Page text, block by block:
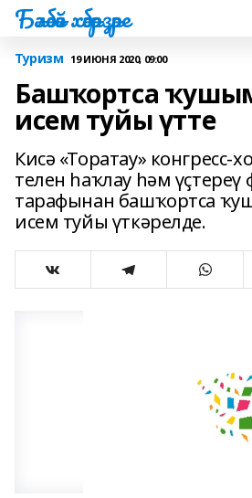
Бәләбәй хәбәрҙәре
Туризм 19 ИЮНЯ 2020, 09:00
Башҡортса
исем туйы үтте
Кисә «Торатау»
телен һаҡлау һәм
тарафынан башҡортса
исем туйы үткәрелде.